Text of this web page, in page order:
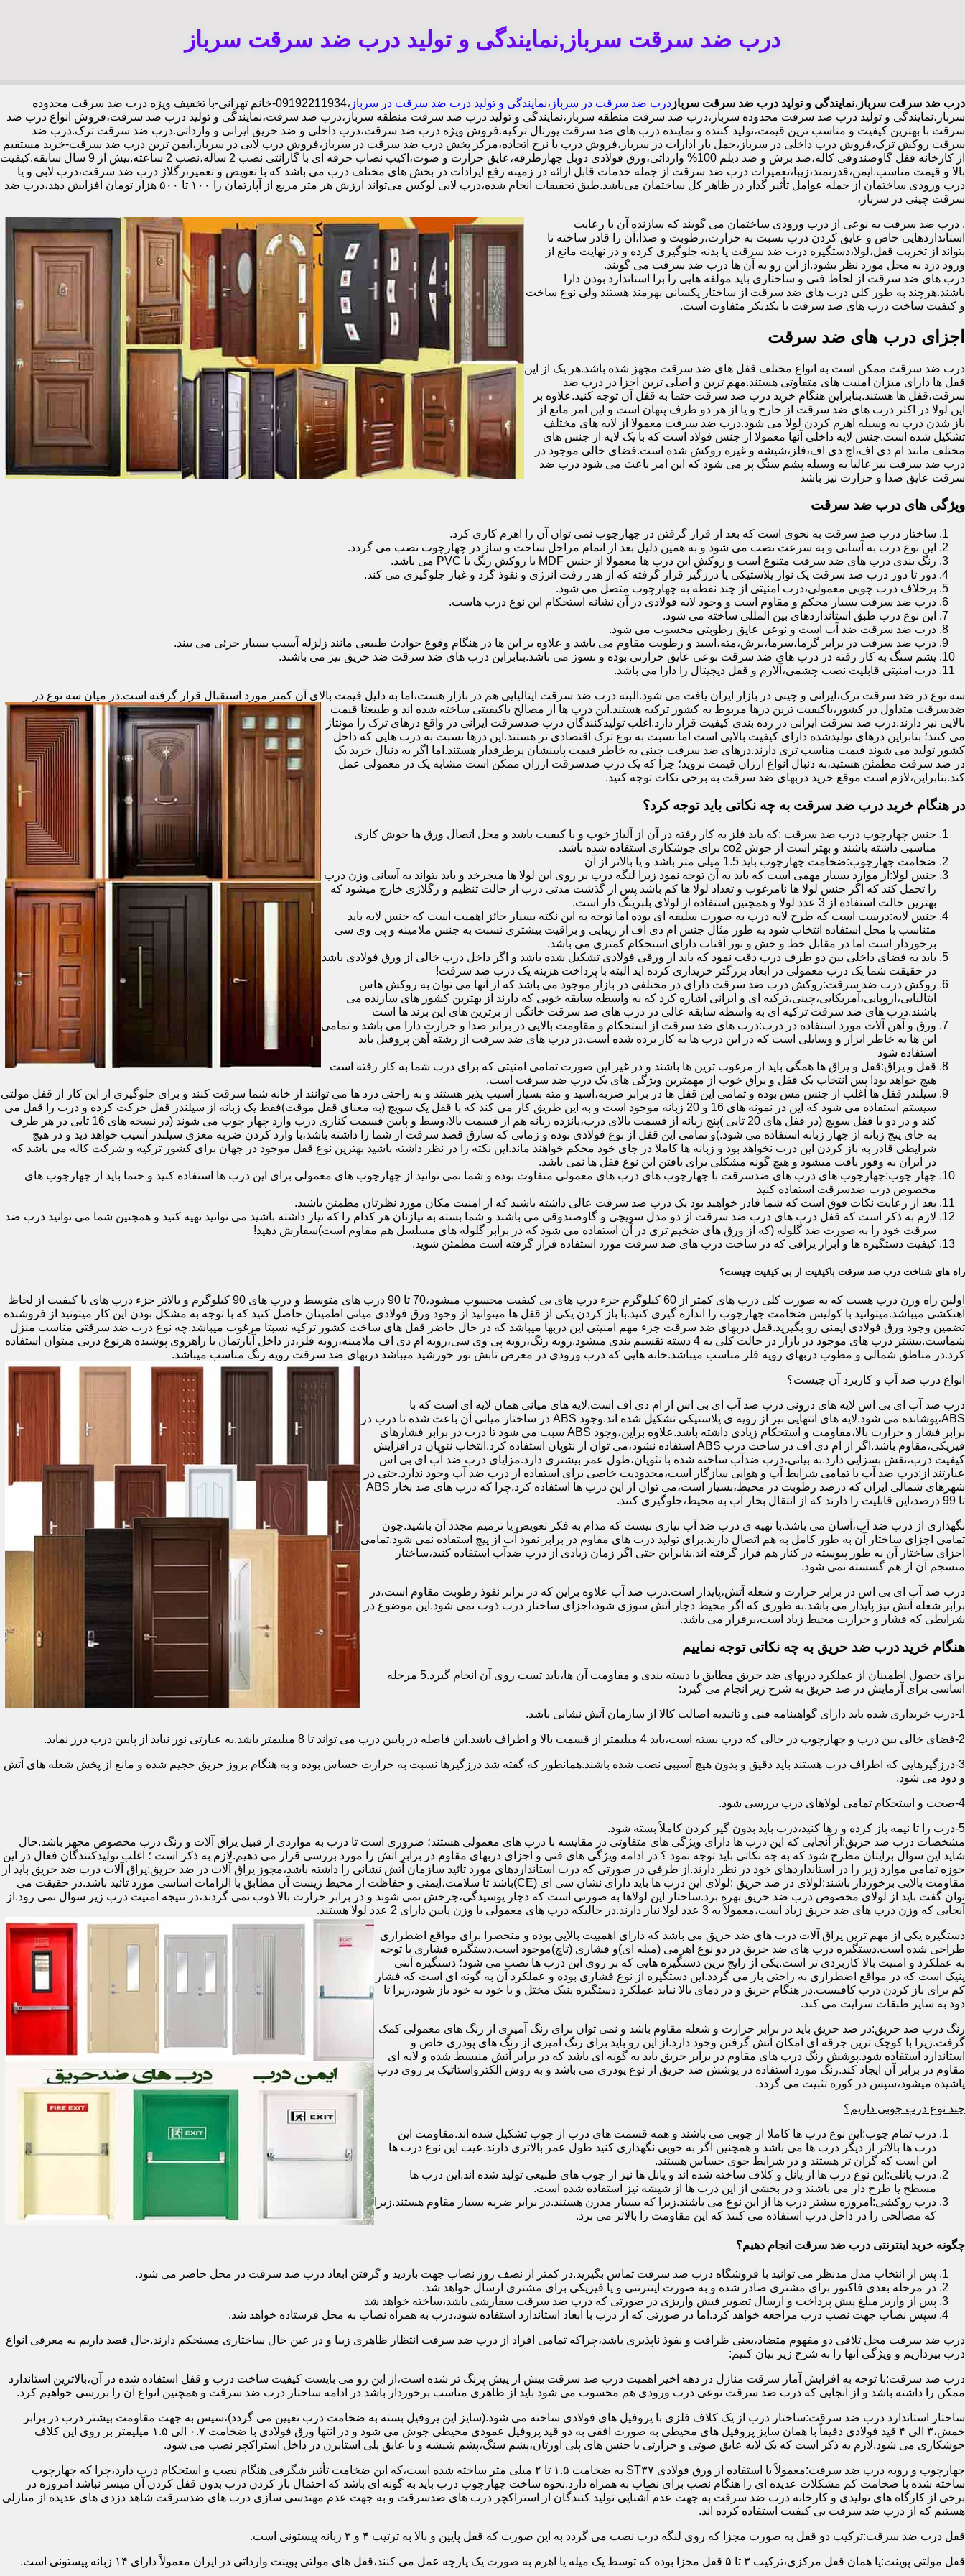
درب ضد سرقت سرباز,نمایندگی و تولید درب ضد سرقت سرباز
درب ضد سرقت سرباز ،نمایندگی و تولید درب ضد سرقت سرباز درب ضد سرقت در سرباز ،نمایندگی و تولید درب ضد سرقت در سرباز
،09192211934-خانم تهرانی-با تخفیف ویژه درب ضد سرقت محدوده
سرباز،نمایندگی و تولید درب ضد سرقت محدوده سرباز،درب ضد سرقت منطقه سرباز،نمایندگی و تولید درب ضد سرقت منطقه سرباز،درب ضد سرقت،نمایندگی و تولید درب ضد سرقت،فروش انواع درب ضد
سرقت با بهترین کیفیت و مناسب ترین قیمت،تولید کننده و نماینده درب های ضد سرقت پورتال ترکیه.فروش ویژه درب ضد سرقت،درب داخلی و ضد حریق ایرانی و وارداتی.درب ضد سرقت ترک.درب ضد
سرقت روکش ترک،فروش درب داخلی در سرباز،حمل بار ادارات در سرباز،فروش درب با نرخ اتحاده،مرکز پخش درب ضد سرقت در سرباز،فروش درب لابی در سرباز،ایمن ترین درب ضد سرقت-خرید مستقیم
از کارخانه قفل گاوصندوقی کاله،ضد برش و ضد دیلم 100% وارداتی،ورق فولادی دوبل چهارطرفه،عایق حرارت و صوت،اکیپ نصاب حرفه ای با گارانتی نصب 2 ساله،نصب 2 ساعته.بیش از 9 سال سابقه.کیفیت
بالا و قیمت مناسب.ایمن،قدرتمند،زیبا،تعمیرات درب ضد سرقت از جمله خدمات قابل ارائه در زمینه رفع ایرادات در بخش های مختلف درب می باشد که با تعویض و تعمیر،رگلاژ درب ضد سرقت،درب لابی و یا
درب ورودی ساختمان از جمله عوامل تأثیر گذار در ظاهر کل ساختمان می‌باشد.طبق تحقیقات انجام شده،درب لابی لوکس می‌تواند ارزش هر متر مربع از آپارتمان را ۱۰۰ تا ۵۰۰ هزار تومان افزایش دهد،درب ضد
سرقت چینی در سرباز،
. درب ضد سرقت به نوعی از درب ورودی ساختمان می گویند که سازنده آن با رعایت
استانداردهایی خاص و عایق کردن درب نسبت به حرارت،رطوبت و صدا،آن را قادر ساخته تا
بتواند از تخریب قفل،لولا،دستگیره درب ضد سرقت یا بدنه جلوگیری کرده و در نهایت مانع از
ورود دزد به محل مورد نظر بشود.از این رو به آن ها درب ضد سرقت می گویند.
درب های ضد سرقت از لحاظ فنی و ساختاری باید مولفه هایی را برا استاندارد بودن دارا
باشند.هرچند به طور کلی درب های ضد سرقت از ساختار یکسانی بهرمند هستند ولی نوع ساخت
و کیفیت ساخت درب های ضد سرقت با یکدیکر متفاوت است.
اجزای درب های ضد سرقت
درب ضد سرقت ممکن است به انواع مختلف قفل های ضد سرقت مجهز شده باشد.هر یک از این
قفل ها دارای میزان امنیت های متفاوتی هستند.مهم ترین و اصلی ترین اجزا در درب ضد
سرقت،قفل ها هستند.بنابراین هنگام خرید درب ضد سرقت حتما به قفل آن توجه کنید.علاوه بر
این لولا در اکثر درب های ضد سرقت از خارج و یا از هر دو طرف پنهان است و این امر مانع از
باز شدن درب به وسیله اهرم کردن لولا می شود.درب ضد سرقت معمولا از لایه های مختلف
تشکیل شده است.جنس لایه داخلی آنها معمولا از جنس فولاد است که با یک لایه از جنس های
مختلف مانند ام دی اف،اچ دی اف،فلز،شیشه و غیره روکش شده است.فضای خالی موجود در
درب ضد سرقت نیز غالبا به وسیله پشم سنگ پر می شود که این امر باعث می شود درب ضد
سرقت عایق صدا و حرارت نیز باشد
ویژگی های درب ضد سرقت
ساختار درب ضد سرقت به نحوی است که بعد از قرار گرفتن در چهارچوب نمی توان آن را اهرم کاری کرد.
این نوع درب به آسانی و به سرعت نصب می شود و به همین دلیل بعد از اتمام مراحل ساخت و ساز در چهارچوب نصب می گردد.
رنگ بندی درب های ضد سرقت متنوع است و روکش این درب ها معمولا از جنس MDF با روکش رنگ یا PVC می باشد.
دور تا دور درب ضد سرقت یک نوار پلاستیکی یا درزگیر قرار گرفته که از هدر رفت انرژی و نفوذ گرد و غبار جلوگیری می کند.
برخلاف درب چوبی معمولی،درب امنیتی از چند نقطه به چهارچوب متصل می شود.
درب ضد سرقت بسیار محکم و مقاوم است و وجود لایه فولادی در آن نشانه استحکام این نوع درب هاست.
این نوع درب طبق استانداردهای بین المللی ساخته می شود.
درب ضد سرقت ضد آب است و نوعی عایق رطوبتی محسوب می شود.
درب ضد سرقت در برابر گرما،سرما،برش،مته،اسید و رطوبت مقاوم می باشد و علاوه بر این ها در هنگام وقوع حوادث طبیعی مانند زلزله آسیب بسیار جزئی می بیند.
پشم سنگ به کار رفته در درب های ضد سرقت نوعی عایق حرارتی بوده و نسوز می باشد.بنابراین درب های ضد سرقت ضد حریق نیز می باشند.
درب امنیتی قابلیت نصب چشمی،آلارم و قفل دیجیتال را دارا می باشد.
سه نوع در ضد سرقت ترک،ایرانی و چینی در بازار ایران یافت می شود.البته درب ضد سرقت ایتالیایی هم در بازار هست،اما به دلیل قیمت بالای آن کمتر مورد استقبال قرار گرفته است.در میان سه نوع در
ضدسرقت متداول در کشور،باکیفیت ترین درها مربوط به کشور ترکیه هستند.این درب ها از مصالح باکیفیتی ساخته شده اند و طبیعتا قیمت
بالایی نیز دارند.درب ضد سرقت ایرانی در رده بندی کیفیت قرار دارد.اغلب تولیدکنندگان درب ضدسرقت ایرانی در واقع درهای ترک را مونتاژ
می کنند؛ بنابراین درهای تولیدشده دارای کیفیت بالایی است اما نسبت به نوع ترک اقتصادی تر هستند.این درها نسبت به درب هایی که داخل
کشور تولید می شوند قیمت مناسب تری دارند.درهای ضد سرقت چینی به خاطر قیمت پایینشان پرطرفدار هستند.اما اگر به دنبال خرید یک
در ضد سرقت مطمئن هستید،به دنبال انواع ارزان قیمت نروید؛ چرا که یک درب ضدسرقت ارزان ممکن است مشابه یک در معمولی عمل
کند.بنابراین،لازم است موقع خرید دربهای ضد سرقت به برخی نکات توجه کنید.
در هنگام خرید درب ضد سرقت به چه نکاتی باید توجه کرد؟
جنس چهارچوب درب ضد سرقت :که باید فلز به کار رفته در آن از آلیاژ خوب و با کیفیت باشد و محل اتصال ورق ها جوش کاری
مناسبی داشته باشند و بهتر است از جوش co2 برای جوشکاری استفاده شده باشد.
ضخامت چهارچوب:ضخامت چهارچوب باید 1.5 میلی متر باشد و یا بالاتر از آن
جنس لولا:از موارد بسیار مهمی است که باید به آن توجه نمود زیرا لنگه درب بر روی این لولا ها میچرخد و باید بتواند به آسانی وزن درب
را تحمل کند که اگر جنس لولا ها نامرغوب و تعداد لولا ها کم باشد پس از گذشت مدتی درب از حالت تنظیم و رگلاژی خارج میشود که
بهترین حالت استفاده از 3 عدد لولا و همچنین استفاده از لولای بلبرینگ دار است.
جنس لایه:درست است که طرح لایه درب به صورت سلیقه ای بوده اما توجه به این نکته بسیار حائز اهمیت است که جنس لایه باید
متناسب با محل استفاده انتخاب شود به طور مثال جنس ام دی اف از زیبایی و براقیت بیشتری نسبت به جنس ملامینه و پی وی سی
برخوردار است اما در مقابل خط و خش و نور آفتاب دارای استحکام کمتری می باشد.
باید به فضای داخلی بین دو طرف درب دقت نمود که باید از ورقی فولادی تشکیل شده باشد و اگر داخل درب خالی از ورق فولادی باشد
در حقیقت شما یک درب معمولی در ابعاد بزرگتر خریداری کرده اید البته با پرداخت هزینه یک درب ضد سرقت!
روکش درب ضد سرقت:روکش درب ضد سرقت دارای در مختلفی در بازار موجود می باشد که از آنها می توان به روکش هاس
ایتالیایی،اروپایی،آمریکایی،چینی،ترکیه ای و ایرانی اشاره کرد که به واسطه سابقه خوبی که دارند از بهترین کشور های سازنده می
باشند.درب های ضد سرقت ترکیه ای به واسطه سابقه عالی در درب های ضد سرقت خانگی از برترین های این برند ها است
ورق و آهن آلات مورد استفاده در درب:درب های ضد سرقت از استحکام و مقاومت بالایی در برابر صدا و حرارت دارا می باشد و تمامی
این ها به خاطر ابزار و وسایلی است که در این درب ها به کار برده شده است.در درب های ضد سرقت از رشته آهن پروفیل باید
استفاده شود
قفل و یراق:قفل و یراق ها همگی باید از مرغوب ترین ها باشند و در غیر این صورت تمامی امنیتی که برای درب شما به کار رفته است
هیچ خواهد بود! پس انتخاب یک قفل و یراق خوب از مهمترین ویژگی های یک درب ضد سرقت است.
سیلندر قفل ها اغلب از جنس مس بوده و تمامی این قفل ها در برابر ضربه،اسید و مته بسیار آسیب پذیر هستند و به راحتی دزد ها می توانند از خانه شما سرقت کنند و برای جلوگیری از این کار از قفل مولتی
سیستم استفاده می شود که این در نمونه های 16 و 20 زبانه موجود است و به این طریق کار می کند که با قفل یک سویچ (به معنای قفل موقت)فقط یک زبانه از سیلندر قفل حرکت کرده و درب را قفل می
کند و در دو با قفل سویچ (در قفل های 20 تایی )پنج زبانه از قسمت بالای درب،پانزده زبانه هم از قسمت بالا،وسط و پایین قسمت کناری درب وارد چهار چوب می شوند (در نسخه های 16 تایی در هر طرف
به جای پنج زبانه از چهار زبانه استفاده می شود.)و تمامی این قفل از نوع فولادی بوده و زمانی که سارق قصد سرقت از شما را داشته باشد،با وارد کردن ضربه مغزی سیلندر آسیب خواهد دید و در هیچ
شرایطی قادر به باز کردن این درب نخواهد بود و زبانه ها کاملا در جای خود محکم خواهند ماند.این نکته را در نظر داشته باشید بهترین نوع قفل موجود در جهان برای کشور ترکیه و شرکت کاله می باشد که
در ایران به وفور یافت میشود و هیچ گونه مشکلی برای یافتن این نوع قفل ها نمی باشد.
چهار چوب:چهارچوب های درب های ضدسرقت با چهارچوب های درب های معمولی متفاوت بوده و شما نمی توانید از چهارچوب های معمولی برای این درب ها استفاده کنید و حتما باید از چهارچوب های
مخصوص درب ضدسرقت استفاده کنید
بعد از رعایت نکات فوق است که شما قادر خواهید بود یک درب ضد سرقت عالی داشته باشید که از امنیت مکان مورد نظرتان مطمئن باشید.
لازم به ذکر است که قفل درب های درب ضد سرقت از دو مدل سویچی و گاوصندوقی می باشند و شما بسته به نیازتان هر کدام را که نیاز داشته باشید می توانید تهیه کنید و همچنین شما می توانید درب ضد
سرقت خود را به صورت ضد گلوله (که از ورق های ضخیم تری در آن استفاده می شود که در برابر گلوله های مسلسل هم مقاوم است)سفارش دهید!
کیفیت دستگیره ها و ابزار یراقی که در ساخت درب های ضد سرقت مورد استفاده قرار گرفته است مطمئن شوید.
راه های شناخت درب ضد سرقت باکیفیت از بی کیفیت چیست؟
اولین راه وزن درب هست که به صورت کلی درب های کمتر از 60 کیلوگرم جزء درب های بی کیفیت محسوب میشود،70 تا 90 درب های متوسط و درب های 90 کیلوگرم و بالاتر جزء درب های با کیفیت از لحاظ
آهنکشی میباشد.میتوانید با کولیس ضخامت چهارچوب را اندازه گیری کنید.با باز کردن یکی از قفل ها میتوانید از وجود ورق فولادی میانی اطمینان حاصل کنید که با توجه به مشکل بودن این کار میتونید از فروشنده
تضمین وجود ورق فولادی ایمنی رو بگیرید.قفل دربهای ضد سرقت جزء مهم امنیتی این دربها میباشد که در حال حاضر قفل های ساخت کشور ترکیه نسبتا مرغوب میباشد.چه نوع درب ضد سرقتی مناسب منزل
شماست.بیشتر درب های موجود در بازار در حالت کلی به 4 دسته تقسیم بندی میشود.رویه رنگ،رویه پی وی سی،رویه ام دی اف ملامینه،رویه فلز،در داخل آپارتمان با راهروی پوشیده هرنوع دربی میتوان استفاده
کرد.در مناطق شمالی و مطوب دربهای رویه فلز مناسب میباشد.خانه هایی که درب ورودی در معرض تابش نور خورشید میباشد دربهای ضد سرقت رویه رنگ مناسب میباشد.
انواع درب ضد آب و کاربرد آن چیست؟
درب ضد آب ای بی اس لایه های درونی درب ضد آب ای بی اس از ام دی اف است.لایه های میانی همان لایه ای است که با
ABS،پوشانده می شود.لایه های انتهایی نیز از رویه ی پلاستیکی تشکیل شده اند.وجود ABS در ساختار میانی آن باعث شده تا درب در
برابر فشار و حرارت بالا،مقاومت و استحکام زیادی داشته باشد.علاوه براین،وجود ABS سبب می شود تا درب در برابر فشارهای
فیزیکی،مقاوم باشد.اگر از ام دی اف در ساخت درب ABS استفاده نشود،می توان از نئوپان استفاده کرد.انتخاب نئوپان در افزایش
کیفیت درب،نقش بسزایی دارد.به بیانی،درب ضدآب ساخته شده با نئوپان،طول عمر بیشتری دارد.مزایای درب ضد آب ای بی اس
عبارتند از:درب ضد آب با تمامی شرایط آب و هوایی سازگار است،محدودیت خاصی برای استفاده از درب ضد آب وجود ندارد.حتی در
شهرهای شمالی ایران که درصد رطوبت در محیط،بسیار است،می توان از این درب ها استفاده کرد.چرا که درب های ضد بخار ABS
تا 99 درصد،این قابلیت را دارند که از انتقال بخار آب به محیط،جلوگیری کنند.
نگهداری از درب ضد آب،آسان می باشد.با تهیه ی درب ضد آب نیازی نیست که مدام به فکر تعویض یا ترمیم مجدد آن باشید.چون
تمامی اجزای ساختار آن به طور کامل به هم اتصال دارند.برای تولید درب های مقاوم در برابر نفوذ آب از پیچ استفاده نمی شود.تمامی
اجزای ساختار آن به طور پیوسته در کنار هم قرار گرفته اند.بنابراین حتی اگر زمان زیادی از درب ضدآب استفاده کنید،ساختار
منسجم آن از هم گسسته نمی شود.
درب ضد آب ای بی اس در برابر حرارت و شعله آتش،پایدار است.درب ضد آب علاوه براین که در برابر نفوذ رطوبت مقاوم است،در
برابر شعله آتش نیز پایدار می باشد.به طوری که اگر محیط دچار آتش سوزی شود،اجزای ساختار درب ذوب نمی شود.این موضوع در
شرایطی که فشار و حرارت محیط زیاد است،برقرار می باشد.
هنگام خرید درب ضد حریق به چه نکاتی توجه نماییم
برای حصول اطمینان از عملکرد دربهای ضد حریق مطابق با دسته بندی و مقاومت آن ها،باید تست روی آن انجام گیرد.5 مرحله
اساسی برای آزمایش در ضد حریق به شرح زیر انجام می گیرد:
1-درب خریداری شده باید دارای گواهینامه فنی و تائیدیه اصالت کالا از سازمان آتش نشانی باشد.
2-فضای خالی بین درب و چهارچوب در حالی که درب بسته است،باید 4 میلیمتر از قسمت بالا و اطراف باشد.این فاصله در پایین درب می تواند تا 8 میلیمتر باشد.به عبارتی نور نباید از پایین درب درز نماید.
3-درزگیرهایی که اطراف درب هستند باید دقیق و بدون هیچ آسیبی نصب شده باشند.همانطور که گفته شد درزگیرها نسبت به حرارت حساس بوده و به هنگام بروز حریق حجیم شده و مانع از پخش شعله های آتش
و دود می شود.
4-صحت و استحکام تمامی لولاهای درب بررسی شود.
5-درب را تا نیمه باز کرده و رها کنید،درب باید بدون گیر کردن کاملاً بسته شود.
مشخصات درب ضد حریق:از آنجایی که این درب ها دارای ویژگی های متفاوتی در مقایسه با درب های معمولی هستند؛ ضروری است تا درب به مواردی از قبیل یراق آلات و رنگ درب مخصوص مجهز باشد.حال
شاید این سوال برایتان مطرح شود که به چه نکاتی باید توجه نمود ؟ در ادامه ویژگی های فنی و اجزای دربهای مقاوم در برابر آتش را مورد بررسی قرار می دهیم.لازم به ذکر است ؛ اغلب تولیدکنندگان فعال در این
حوزه تمامی موارد زیر را در استانداردهای خود در نظر دارند.از طرفی در صورتی که درب استانداردهای مورد تائید سازمان آتش نشانی را داشته باشد،مجوز یراق آلات در ضد حریق:یراق آلات درب ضد حریق باید از
مقاومت بالایی برخوردار باشند:لولای در ضد حریق :لولای این درب ها باید دارای نشان سی ای (CE)باشد تا سلامت،ایمنی و حفاظت از محیط زیست آن مطابق با الزامات اساسی مورد تائید باشد.در حقیقت می
توان گفت باید از لولای مخصوص درب ضد حریق بهره برد.ساختار این لولاها به صورتی است که دچار پوسیدگی،چرخش نمی شوند و در برابر حرارت بالا ذوب نمی گردند،در نتیجه امنیت درب زیر سوال نمی رود.از
آنجایی که وزن درب های ضد حریق زیاد است،معمولاً به 3 عدد لولا نیاز دارند.در حالیکه درب های معمولی با وزن پایین دارای 2 عدد لولا هستند.
دستگیره یکی از مهم ترین یراق آلات درب های ضد حریق می باشد که دارای اهمییت بالایی بوده و منحصرا برای مواقع اضطراری
طراحی شده است.دستگیره درب های ضد حریق در دو نوع اهرمی (میله ای)و فشاری (تاچ)موجود است.دستگیره فشاری با توجه
به عملکرد و امنیت بالا کاربردی تر است.یکی از رایج ترین دستگیره هایی که بر روی این درب ها نصب می شود؛ دستگیره آنتی
پنیک است که در مواقع اضطراری به راحتی باز می گردد.این دستگیره از نوع فشاری بوده و عملکرد آن به گونه ای است که فشار
کم برای باز کردن درب کافیست.در هنگام حریق و در دمای بالا نباید عملکرد دستگیره پنیک مختل و یا خود به خود باز شود،زیرا تا
دود به سایر طبقات سرایت می کند.
رنگ درب ضد حریق:در ضد حریق باید در برابر حرارت و شعله مقاوم باشد و نمی توان برای رنگ آمیزی از رنگ های معمولی کمک
گرفت.زیرا با کوچک ترین جرقه ای امکان آتش گرفتن وجود دارد.از این رو باید برای رنگ آمیزی از رنگ های پودری خاص و
استاندارد استفاده شود.پوشش رنگ درب های مقاوم در برابر حریق باید به گونه ای باشد که در برابر آتش منبسط شده و لایه ای
مقاوم در برابر آن ایجاد کند.رنگ مورد استفاده در پوشش ضد حریق از نوع پودری می باشد و به روش الکترواستاتیک بر روی درب
پاشیده میشود،سپس در کوره تثبیت می گردد.
چند نوع درب چوبی داریم؟
درب تمام چوب:این نوع درب ها کاملا از چوبی می باشند و همه قسمت های درب از چوب تشکیل شده اند.مقاومت این
درب ها بالاتر از دیگر درب ها می باشد و همچنین اگر به خوبی نگهداری کنید طول عمر بالاتری دارند.عیب این نوع درب ها
این است که گران تر هستند و در شرایط جوی حساس هستند.
درب پانلی:این نوع درب ها از پانل و کلاف ساخته شده اند و پانل ها نیز از چوب های طبیعی تولید شده اند.این درب ها
مسطح یا طرح دار می باشند و در بخشی از این درب ها از شیشه نیز استفاده شده است.
درب روکشی:امروزه بیشتر درب ها از این نوع می باشند.زیرا که بسیار مدرن هستند.در برابر ضربه بسیار مقاوم هستند.زیرا
که مصالحی را در داخل درب استفاده می کنند که این مقاومت را بالاتر می برد.
چگونه خرید اینترنتی درب ضد سرقت انجام دهیم؟
پس از انتخاب مدل مدنظر می توانید با فروشگاه درب ضد سرقت تماس بگیرید.در کمتر از نصف روز نصاب جهت بازدید و گرفتن ابعاد درب ضد سرقت در محل حاضر می شود.
در مرحله بعدی فاکتور برای مشتری صادر شده و به صورت اینترنتی و یا فیزیکی برای مشتری ارسال خواهد شد.
پس از واریز مبلغ پیش پرداخت و ارسال تصویر فیش واریزی در صورتی که درب ضد سرقت سفارشی باشد،ساخته خواهد شد
سپس نصاب جهت نصب درب مراجعه خواهد کرد.اما در صورتی که از درب با ابعاد استاندارد استفاده شود،درب به همراه نصاب به محل فرستاده خواهد شد.
درب ضد سرقت محل تلاقی دو مفهوم متضاد،یعنی ظرافت و نفوذ ناپذیری باشد،چراکه تمامی افراد از درب ضد سرقت انتظار ظاهری زیبا و در عین حال ساختاری مستحکم دارند.حال قصد داریم به معرفی انواع
درب بپردازیم و ویژگی آنها را به شرح زیر بیان کنیم:
درب ضد سرقت:با توجه به افزایش آمار سرقت منازل در دهه اخیر اهمیت درب ضد سرقت بیش از پیش پرنگ تر شده است،از این رو می بایست کیفیت ساخت درب و قفل استفاده شده در آن،بالاترین استاندارد
ممکن را داشته باشد و از آنجایی که درب ضد سرقت نوعی درب ورودی هم محسوب می شود باید از ظاهری مناسب برخوردار باشد در ادامه ساختار درب ضد سرقت و همچنین انواع آن را بررسی خواهیم کرد.
ساختار استاندارد درب ضد سرقت:ساختار درب از یک کلاف فلزی با پروفیل های فولادی ساخته می شود.(سایز این پروفیل بسته به ضخامت درب تعیین می گردد)،سپس به جهت مقاومت بیشتر درب در برابر
خمش،۳ الی ۴ قید فولادی دقیقاً با همان سایز پروفیل های محیطی به صورت افقی به دو قید پروفیل عمودی محیطی جوش می شود و در انتها ورق فولادی با ضخامت ۰.۷ الی ۱.۵ میلیمتر بر روی این کلاف
جوشکاری می شود.لازم به ذکر است که یک لایه عایق صوتی و حرارتی با جنس های پلی اورتان،پشم سنگ،پشم شیشه و یا عایق پلی استایرن در داخل استراکچر نصب می شود.
چهارچوب و رویه درب ضد سرقت:معمولاً با استفاده از ورق فولادی ST۳۷ به ضخامت ۱.۵ تا ۲ میلی متر ساخته شده است،که این ضخامت تأثیر شگرفی هنگام نصب و استحکام درب دارد،چرا که چهارچوب
ساخته شده با ضخامت کم مشکلات عدیده ای را هنگام نصب برای نصاب به همراه دارد.نحوه ساخت چهارچوب درب باید به گونه ای باشد که احتمال باز کردن درب بدون قفل کردن آن میسر نباشد امروزه در
برخی از کارگاه های تولیدی و کارخانه درب ضد سرقت به جهت عدم آشنایی تولید کنندگان از استراکچر درب های ضدسرقت و به جهت عدم مهندسی سازی درب های ضدسرقت شاهد دزدی های عدیده از منازلی
هستیم که از درب ضد سرقت بی کیفیت استفاده کرده اند.
قفل درب ضد سرقت:ترکیب دو قفل به صورت مجزا که روی لنگه درب نصب می گردد به این صورت که قفل پایین و بالا به ترتیب ۴ و ۳ زبانه پیستونی است.
قفل مولتی پوینت:یا همان قفل مرکزی،ترکیب ۳ تا ۵ قفل مجزا بوده که توسط یک میله یا اهرم به صورت یک پارچه عمل می کنند،قفل های مولتی پوینت وارداتی در ایران معمولاً دارای ۱۴ زبانه پیستونی است.